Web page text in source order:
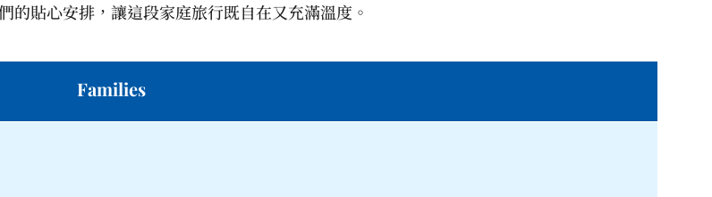
貼心安排，讓這段家庭旅行既自在又充滿溫度。
Families